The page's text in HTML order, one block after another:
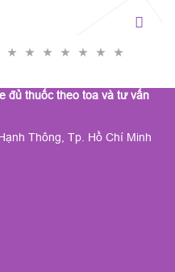
đủ thuốc theo toa và tư vấn
Thông, Tp. Hồ Chí Minh